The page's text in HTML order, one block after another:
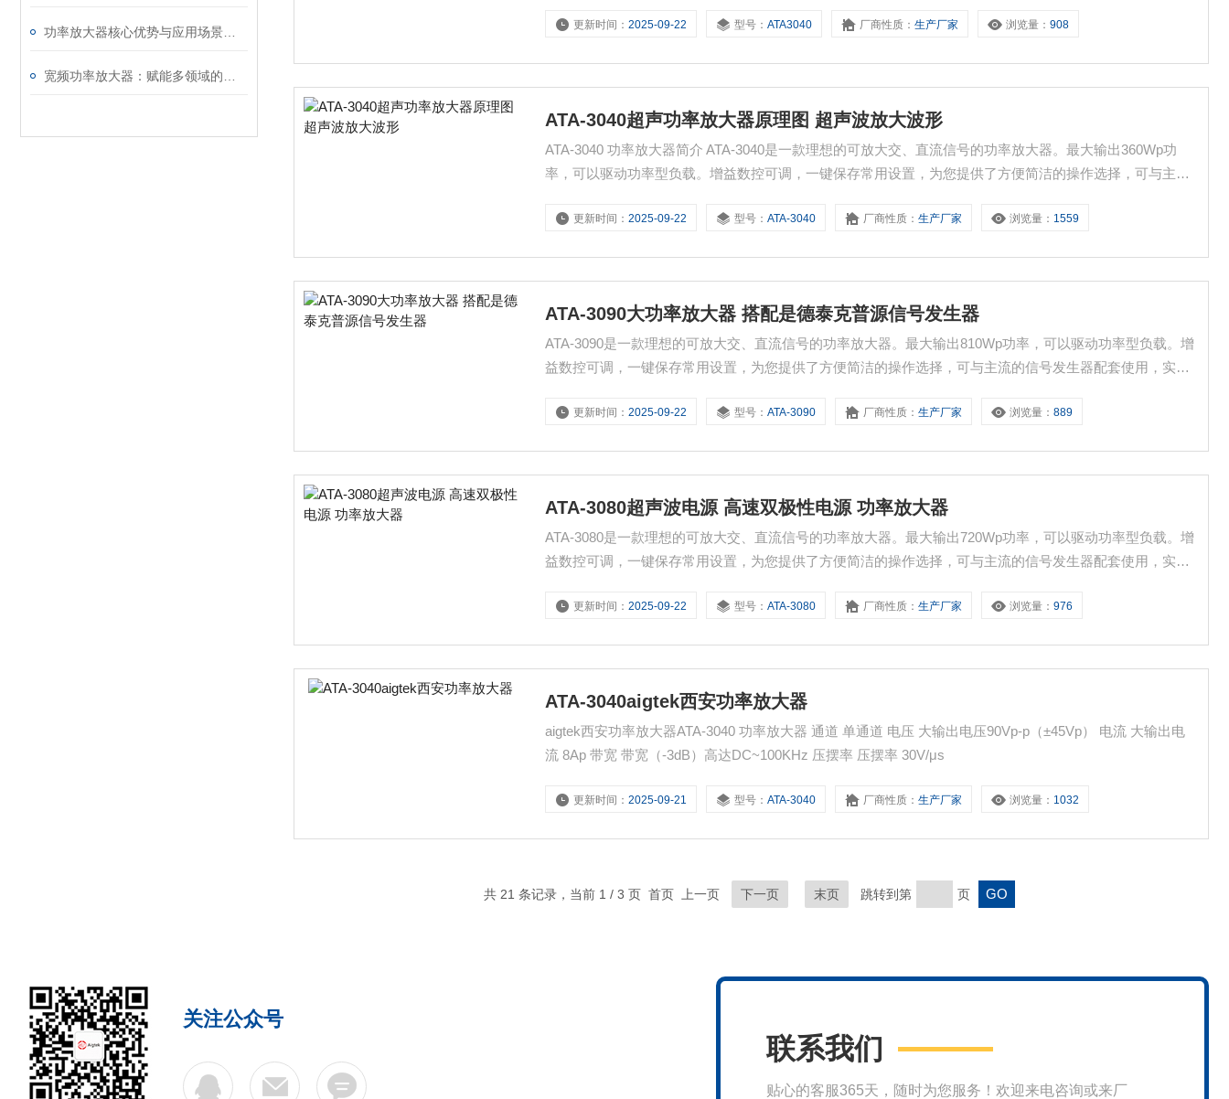
更新时间：2025-09-22 型号：ATA3040 厂商性质：生产厂家 浏览量：908
ATA-3040超声功率放大器原理图 超声波放大波形
ATA-3040 功率放大器简介 ATA-3040是一款理想的可放大交、直流信号的功率放大器。最大输出360Wp功
率，可以驱动功率型负载。增益数控可调，一键保存常用设置，为您提供了方便简洁的操作选择，可与主流
更新时间：2025-09-22 型号：ATA-3040 厂商性质：生产厂家 浏览量： 1559
ATA-3090大功率放大器 搭配是德泰克普源信号发生器
ATA-3090是一款理想的可放大交、直流信号的功率放大器。最大输出810Wp功率，可以驱动功率型负载。增
益数控可调，一键保存常用设置，为您提供了方便简洁的操作选择，可与主流的信号发生器配套使用，实现
更新时间：2025-09-22 型号：ATA-3090 厂商性质：生产厂家 浏览量：889
ATA-3080超声波电源 高速双极性电源 功率放大器
ATA-3080是一款理想的可放大交、直流信号的功率放大器。最大输出720Wp功率，可以驱动功率型负载。增
益数控可调，一键保存常用设置，为您提供了方便简洁的操作选择，可与主流的信号发生器配套使用，实现
更新时间：2025-09-22 型号：ATA-3080 厂商性质：生产厂家 浏览量：976
ATA-3040aigtek西安功率放大器
aigtek西安功率放大器ATA-3040 功率放大器 通道 单通道 电压 大输出电压90Vp-p（±45Vp） 电流 大输出电
流 8Ap 带宽 带宽（-3dB）高达DC~100KHz 压摆率 压摆率 30V/μs
更新时间：2025-09-21 型号：ATA-3040 厂商性质：生产厂家 浏览量： 1032
共 21 条记录，当前 1 / 3 页 首页 上一页 下一页 末页 跳转到第 页
关注公众号
联系我们
贴心的客服365天，随时为您服务！欢迎来电咨询或来厂